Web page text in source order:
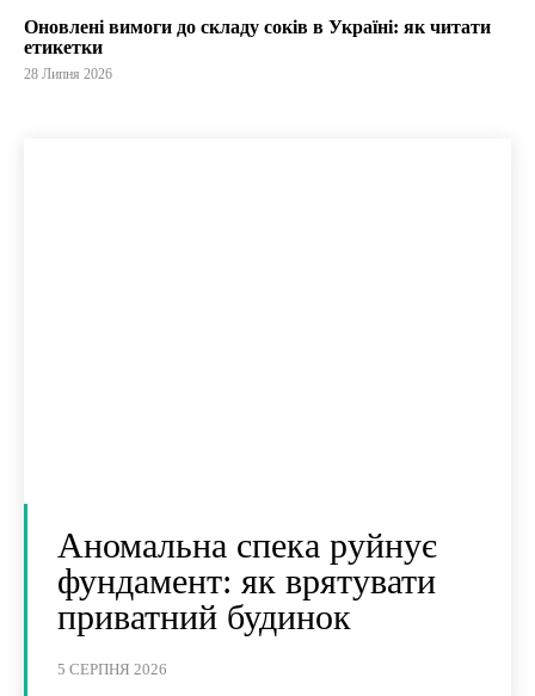
Оновлені вимоги до складу соків в Україні: як читати
етикетки
28 Липня 2026
Аномальна спека руйнує
фундамент: як врятувати
приватний будинок
5 СЕРПНЯ 2026